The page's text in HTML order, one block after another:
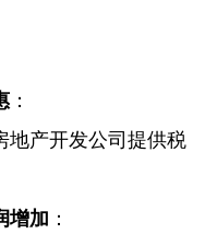
：
地产开发公司提供税
增加 ：